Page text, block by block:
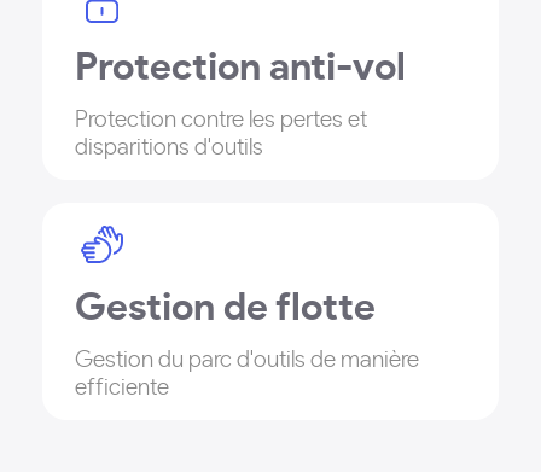
Protection anti-vol
Protection contre les pertes et
disparitions d'outils
Gestion de flotte
Gestion du parc d'outils de manière
efficiente